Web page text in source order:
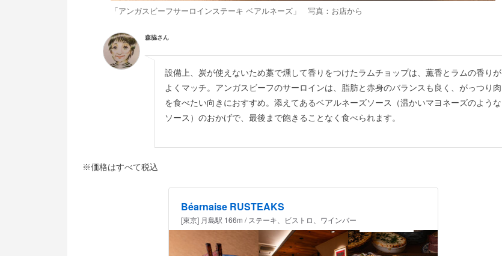
「アンガスビーフサーロインステーキ ベアルネーズ」 写真：お店から
森脇さん
設備上、炭が使えないため藁で燻して香りをつけたラムチョップは、薫香とラムの香りが
よくマッチ。アンガスビーフのサーロインは、脂肪と赤身のバランスも良く、がっつり肉
を食べたい向きにおすすめ。添えてあるベアルネーズソース（温かいマヨネーズのような
ソース）のおかげで、最後まで飽きることなく食べられます。
※価格はすべて税込
Béarnaise RUSTEAKS
[東京] 月島駅 166m / ステーキ、ビストロ、ワインバー